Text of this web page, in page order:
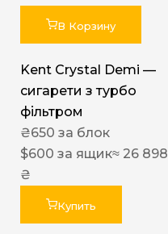
В Корзину
Kent Crystal Demi —
сигарети з турбо
фільтром
₴650 за блок
$600 за ящик≈ 26 898
₴
Купить